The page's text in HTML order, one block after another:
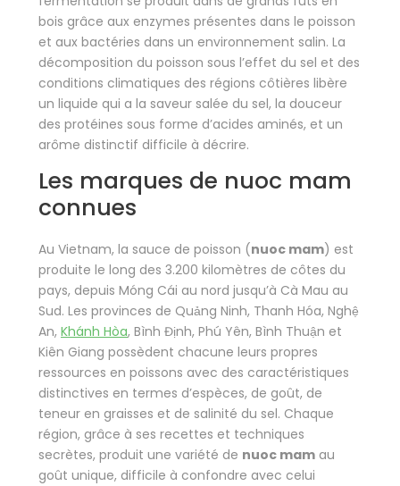
bois grâce aux enzymes présentes dans le poisson
et aux bactéries dans un environnement salin. La
décomposition du poisson sous l’effet du sel et des
conditions climatiques des régions côtières libère
un liquide qui a la saveur salée du sel, la douceur
des protéines sous forme d’acides aminés, et un
arôme distinctif difficile à décrire.
Les marques de nuoc mam
connues
Au Vietnam, la sauce de poisson (nuoc mam) est
produite le long des 3.200 kilomètres de côtes du
pays, depuis Móng Cái au nord jusqu’à Cà Mau au
Sud. Les provinces de Quảng Ninh, Thanh Hóa, Nghệ
An, Khánh Hòa, Bình Định, Phú Yên, Bình Thuận et
Kiên Giang possèdent chacune leurs propres
ressources en poissons avec des caractéristiques
distinctives en termes d’espèces, de goût, de
teneur en graisses et de salinité du sel. Chaque
région, grâce à ses recettes et techniques
secrètes, produit une variété de nuoc mam au
goût unique, difficile à confondre avec celui